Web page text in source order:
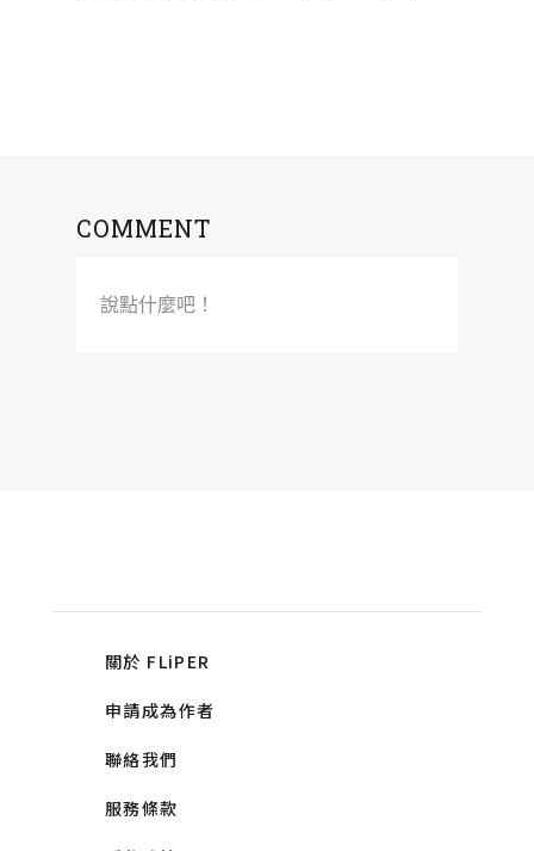
COMMENT
說點什麼吧！
關於 FLiPER
申請成為作者
聯絡我們
服務條款